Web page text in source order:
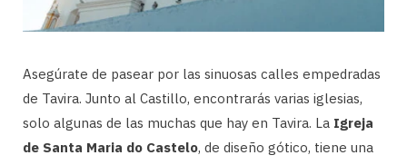
Asegúrate de pasear por las sinuosas calles empedradas
de Tavira. Junto al Castillo, encontrarás varias iglesias,
solo algunas de las muchas que hay en Tavira. La Igreja
de Santa Maria do Castelo, de diseño gótico, tiene una